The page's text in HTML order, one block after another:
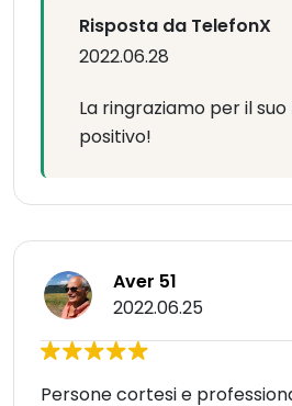
Risposta da TelefonX
2022.06.28
La ringraziamo per il
positivo!
Aver 51
2022.06.25
Persone cortesi e